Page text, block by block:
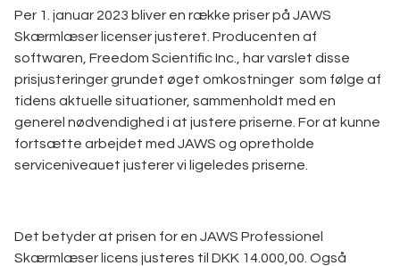
Per 1. januar 2023 bliver en række priser på JAWS
Skærmlæser licenser justeret. Producenten af
softwaren, Freedom Scientific Inc., har varslet disse
prisjusteringer grundet øget omkostninger som følge af
tidens aktuelle situationer, sammenholdt med en
generel nødvendighed i at justere priserne. For at kunne
fortsætte arbejdet med JAWS og opretholde
serviceniveauet justerer vi ligeledes priserne.
Det betyder at prisen for en JAWS Professionel
Skærmlæser licens justeres til DKK 14.000,00. Også